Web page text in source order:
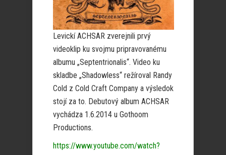
Levickí ACHSAR zverejnili prvý
videoklip ku svojmu pripravovanému
albumu „Septentrionalis“. Video ku
skladbe „Shadowless“ režíroval Randy
Cold z Cold Craft Company a výsledok
stojí za to. Debutový album ACHSAR
vychádza 1.6.2014 u Gothoom
Productions.
https://www.youtube.com/watch?